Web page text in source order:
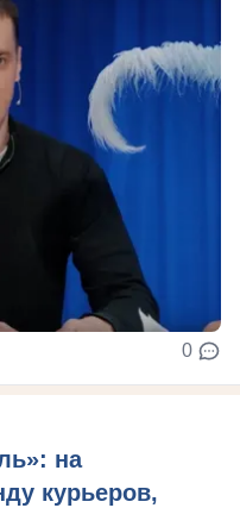
0
на
курьеров,